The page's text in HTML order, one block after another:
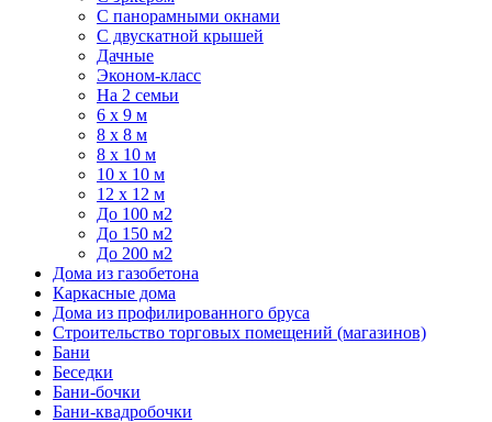
С панорамными окнами
С двускатной крышей
Дачные
Эконом-класс
На 2 семьи
6 x 9 м
8 x 8 м
8 x 10 м
10 x 10 м
12 x 12 м
До 100 м2
До 150 м2
До 200 м2
Дома из газобетона
Каркасные дома
Дома из профилированного бруса
Строительство торговых помещений (магазинов)
Бани
Беседки
Бани-бочки
Бани-квадробочки